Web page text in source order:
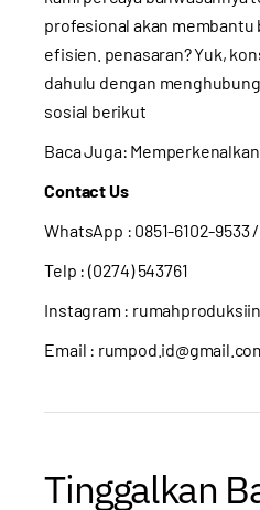
profesional akan membantu
efisien. penasaran? Yuk,
dahulu dengan
sosial berikut
Baca Juga:
Contact Us
WhatsApp : 0851-6102-9533/
Telp : (0274) 543761
Instagram :
Email :
Tinggalkan